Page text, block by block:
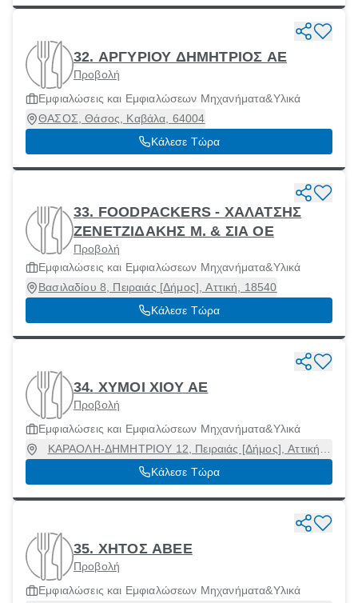
32. ΑΡΓΥΡΙΟΥ ΔΗΜΗΤΡΙΟΣ ΑΕ
Προβολή
Εμφιαλώσεις και Εμφιαλώσεων Μηχανήματα&Υλικά
ΘΑΣΟΣ, Θάσος, Καβάλα, 64004
Κάλεσε Τώρα
33. FOODPACKERS - ΧΑΛΑΤΣΗΣ
ΖΕΝΕΤΖΙΔΑΚΗΣ Μ. & ΣΙΑ ΟΕ
Προβολή
Εμφιαλώσεις και Εμφιαλώσεων Μηχανήματα&Υλικά
Βασιλαδίου 8, Πειραιάς [Δήμος], Αττική, 18540
Κάλεσε Τώρα
34. ΧΥΜΟΙ ΧΙΟΥ ΑΕ
Προβολή
Εμφιαλώσεις και Εμφιαλώσεων Μηχανήματα&Υλικά
ΚΑΡΑΟΛΗ-ΔΗΜΗΤΡΙΟΥ 12, Πειραιάς [Δήμος], Αττική,
18547
Κάλεσε Τώρα
35. ΧΗΤΟΣ ΑΒΕΕ
Προβολή
Εμφιαλώσεις και Εμφιαλώσεων Μηχανήματα&Υλικά